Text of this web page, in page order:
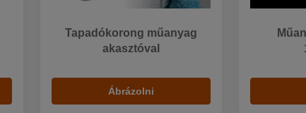
Tapadókorong műanyag
akasztóval
Ábrázolni